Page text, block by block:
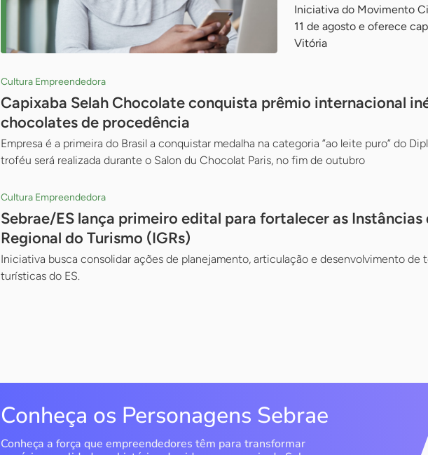
Iniciativa do Movimento
11 de agosto e oferece
Vitória
Cultura Empreendedora
Capixaba Selah Chocolate conquista prêmio internacional
chocolates de procedência
Empresa é a primeira do Brasil a conquistar medalha na categoria ”ao leite puro” do
troféu será realizada durante o Salon du Chocolat Paris, no fim de outubro
Cultura Empreendedora
Sebrae/ES lança primeiro edital para fortalecer as Instâncias
Regional do Turismo (IGRs)
Iniciativa busca consolidar ações de planejamento, articulação e desenvolvimento de
turísticas do ES.
Conheça os Personagens Sebrae
Conheça a força que empreendedores têm para transformar